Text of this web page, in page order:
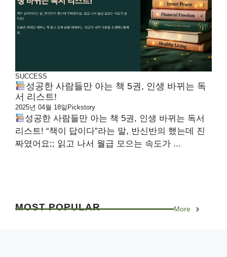
SUCCESS
성공한 사람들만 아는 책 5권, 인생 바뀌는 독
서 리스트!
2025년 04월 18일 Pickstory
성공한 사람들만 아는 책 5권, 인생 바뀌는 독서
리스트! “책이 답이다”라는 말, 반신반의 했는데 진
짜였어요;; 읽고 나서 월급 모으는 속도가 ...
MOSTPOPULAR More